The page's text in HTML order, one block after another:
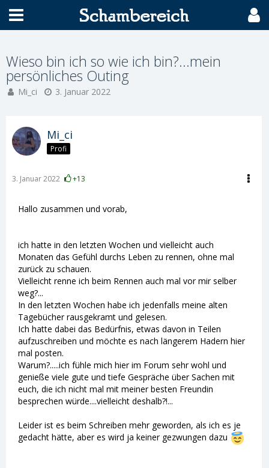
Wieso bin ich so wie ich bin?...mein
persönliches Outing
Mi_ci 3. Januar 2022
Mi_ci
Profi
3. Januar 2022 +13
Hallo zusammen und vorab,
ich hatte in den letzten Wochen und vielleicht auch
Monaten das Gefühl durchs Leben zu rennen, ohne mal
zurück zu schauen.
Vielleicht renne ich beim Rennen auch mal vor mir selber
weg?...
In den letzten Wochen habe ich jedenfalls meine alten
Tagebücher rausgekramt und gelesen.
Ich hatte dabei das Bedürfnis, etwas davon in Teilen
aufzuschreiben und möchte es nach längerem Hadern hier
mal posten.
Warum?.....ich fühle mich hier im Forum sehr wohl und
genieße viele gute und tiefe Gespräche über Sachen mit
euch, die ich nicht mal mit meiner besten Freundin
besprechen würde....vielleicht deshalb?!...
Leider ist es beim Schreiben mehr geworden, als ich es je
gedacht hätte, aber es wird ja keiner gezwungen dazu